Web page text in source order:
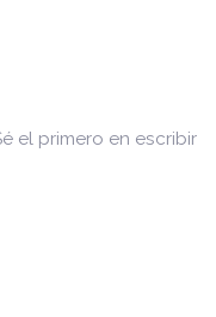
el primero en escribir